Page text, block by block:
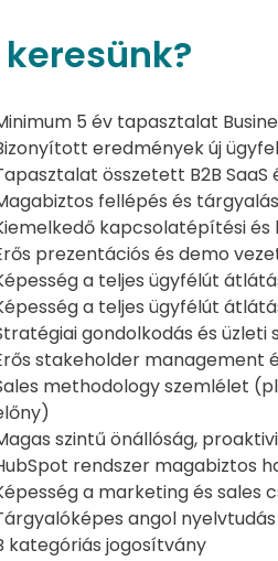
5 év tapasztalat
eredmények új
összetett B2B
fellépés és
kapcsolatépítési és
prezentációs és demo
a teljes ügyfélút
a teljes ügyfélút
gondolkodás és üzleti
stakeholder management
methodology szemlélet
szintű önállóság,
rendszer magabiztos
a marketing és sales
angol nyelvtudás
kategóriás jogosítvány